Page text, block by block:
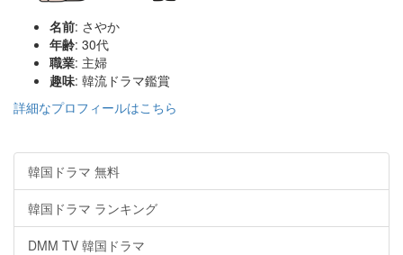
名前: さやか
年齢: 30代
職業: 主婦
趣味: 韓流ドラマ鑑賞
詳細なプロフィールはこちら
韓国ドラマ 無料
韓国ドラマ ランキング
DMM TV 韓国ドラマ